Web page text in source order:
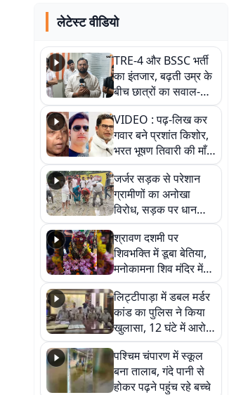
लेटेस्ट वीडियो
TRE-4 और BSSC भर्ती
का इंतजार, बढ़ती उम्र के
बीच छात्रों का सवाल-
आखिर कब आएगी बहाली?
देखें वीडियो
VIDEO : पढ़-लिख कर
गवार बने प्रशांत किशोर,
भरत भूषण तिवारी की माँ ने
कहा नहीं थी उम्मीद, बेटा
था तो किसी को बोलने की
नहीं थी हिम्मत
जर्जर सड़क से परेशान
ग्रामीणों का अनोखा
विरोध, सड़क पर धान
रोपकर और खाद डालकर
जताया आक्रोश
श्रावण दशमी पर
शिवभक्ति में डूबा बेतिया,
मनोकामना शिव मंदिर में
हुआ भव्य श्रृंगार
लिट्टीपाड़ा में डबल मर्डर
कांड का पुलिस ने किया
खुलासा, 12 घंटे में आरोपी
गिरफ्तार
पश्चिम चंपारण में स्कूल
बना तालाब, गंदे पानी से
होकर पढ़ने पहुंच रहे बच्चे